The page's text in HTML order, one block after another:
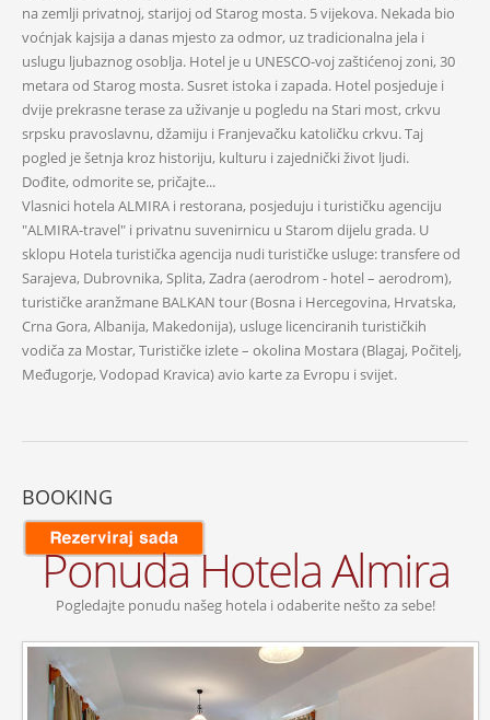
na zemlji privatnoj, starijoj od Starog mosta. 5 vijekova. Nekada bio
voćnjak kajsija a danas mjesto za odmor, uz tradicionalna jela i
uslugu ljubaznog osoblja. Hotel je u UNESCO-voj zaštićenoj zoni, 30
metara od Starog mosta. Susret istoka i zapada. Hotel posjeduje i
dvije prekrasne terase za uživanje u pogledu na Stari most, crkvu
srpsku pravoslavnu, džamiju i Franjevačku katoličku crkvu. Taj
pogled je šetnja kroz historiju, kulturu i zajednički život ljudi.
Dođite, odmorite se, pričajte...
Vlasnici hotela ALMIRA i restorana, posjeduju i turističku agenciju
"ALMIRA-travel" i privatnu suvenirnicu u Starom dijelu grada. U
sklopu Hotela turistička agencija nudi turističke usluge: transfere od
Sarajeva, Dubrovnika, Splita, Zadra (aerodrom - hotel – aerodrom),
turističke aranžmane BALKAN tour (Bosna i Hercegovina, Hrvatska,
Crna Gora, Albanija, Makedonija), usluge licenciranih turističkih
vodiča za Mostar, Turističke izlete – okolina Mostara (Blagaj, Počitelj,
Međugorje, Vodopad Kravica) avio karte za Evropu i svijet.
BOOKING
Ponuda Hotela Almira
Pogledajte ponudu našeg hotela i odaberite nešto za sebe!